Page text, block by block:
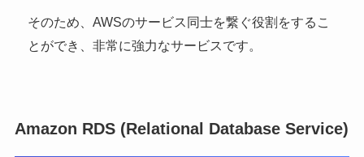
そのため、AWSのサービス同士を繋ぐ役割をするこ
とができ、非常に強力なサービスです。
Amazon RDS (Relational Database Service)